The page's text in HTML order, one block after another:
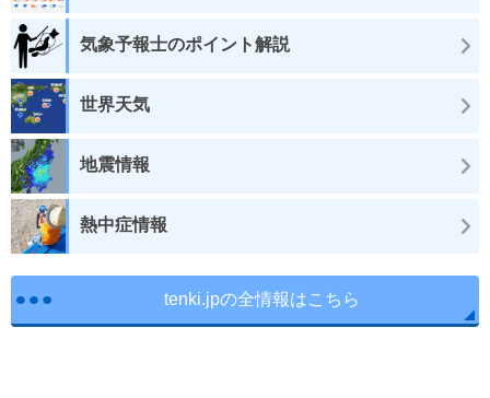
気象予報士のポイント解説
世界天気
地震情報
熱中症情報
tenki.jpの全情報はこちら